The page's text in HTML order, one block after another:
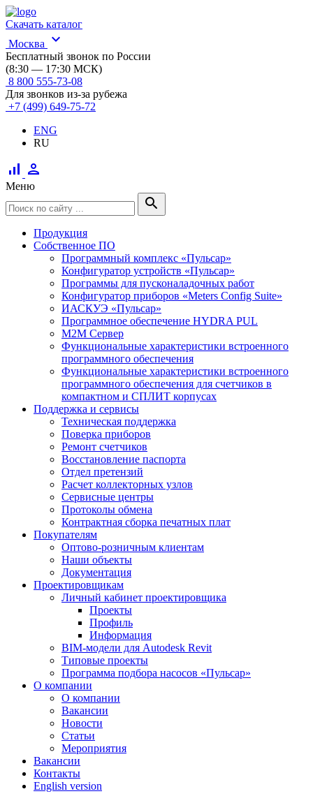
Скачать каталог
Москва
expand_more
Бесплатный звонок по России
(8:30 — 17:30 МСК)
8 800 555-73-08
Для звонков из-за рубежа
+7 (499) 649-75-72
ENG
RU
signal_cellular_alt person
Меню
search
Продукция
Собственное ПО
Программный комплекс «Пульсар»
Конфигуратор устройств «Пульсар»
Программы для пусконаладочных работ
Конфигуратор приборов «Meters Config Suite»
ИАСКУЭ «Пульсар»
Программное обеспечение HYDRA PUL
M2M Сервер
Функциональные характеристики встроенного
программного обеспечения
Функциональные характеристики встроенного
программного обеспечения для счетчиков в
компактном и СПЛИТ корпусах
Поддержка и сервисы
Техническая поддержка
Поверка приборов
Ремонт счетчиков
Восстановление паспорта
Отдел претензий
Расчет коллекторных узлов
Сервисные центры
Протоколы обмена
Контрактная сборка печатных плат
Покупателям
Оптово-розничным клиентам
Наши объекты
Документация
Проектировщикам
Личный кабинет проектировщика
Проекты
Профиль
Информация
BIM-модели для Autodesk Revit
Типовые проекты
Программа подбора насосов «Пульсар»
О компании
О компании
Вакансии
Новости
Статьи
Мероприятия
Вакансии
Контакты
English version